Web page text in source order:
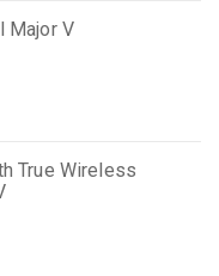
Major V
True Wireless